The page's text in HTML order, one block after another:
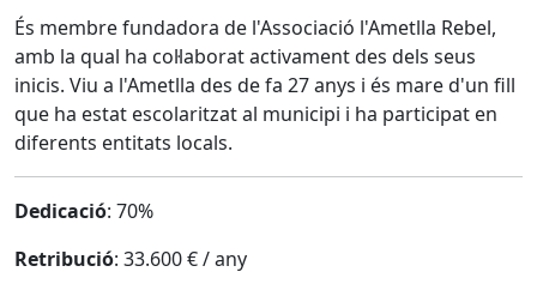
És membre fundadora de l'Associació l'Ametlla Rebel,
amb la qual ha col·laborat activament des dels seus
inicis. Viu a l'Ametlla des de fa 27 anys i és mare d'un fill
que ha estat escolaritzat al municipi i ha participat en
diferents entitats locals.
Dedicació: 70%
Retribució: 33.600 € / any